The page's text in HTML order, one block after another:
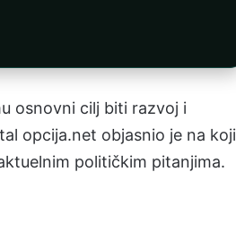
osnovni cilj biti razvoj i
opcija.net objasnio je na koji
političkim pitanjima.